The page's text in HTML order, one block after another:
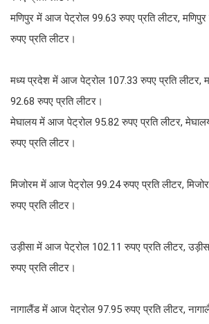
मणिपुर में आज पेट्रोल 99.63 रुपए प्रति लीटर,
रुपए प्रति लीटर।
मध्य प्रदेश में आज पेट्रोल 107.33 रुपए प्रति
92.68 रुपए प्रति लीटर।
मेघालय में आज पेट्रोल 95.82 रुपए प्रति लीटर,
रुपए प्रति लीटर।
मिजोरम में आज पेट्रोल 99.24 रुपए प्रति लीटर,
रुपए प्रति लीटर।
उड़ीसा में आज पेट्रोल 102.11 रुपए प्रति लीटर,
रुपए प्रति लीटर।
नागालैंड में आज पेट्रोल 97.95 रुपए प्रति लीटर,